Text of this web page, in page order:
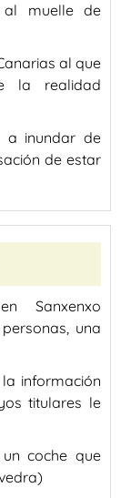
muelle de
al que
la realidad
a inundar de
de estar
Sanxenxo
una
información
titulares le
coche que